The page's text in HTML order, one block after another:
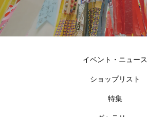
イベント・ニュース
ショップリスト
特集